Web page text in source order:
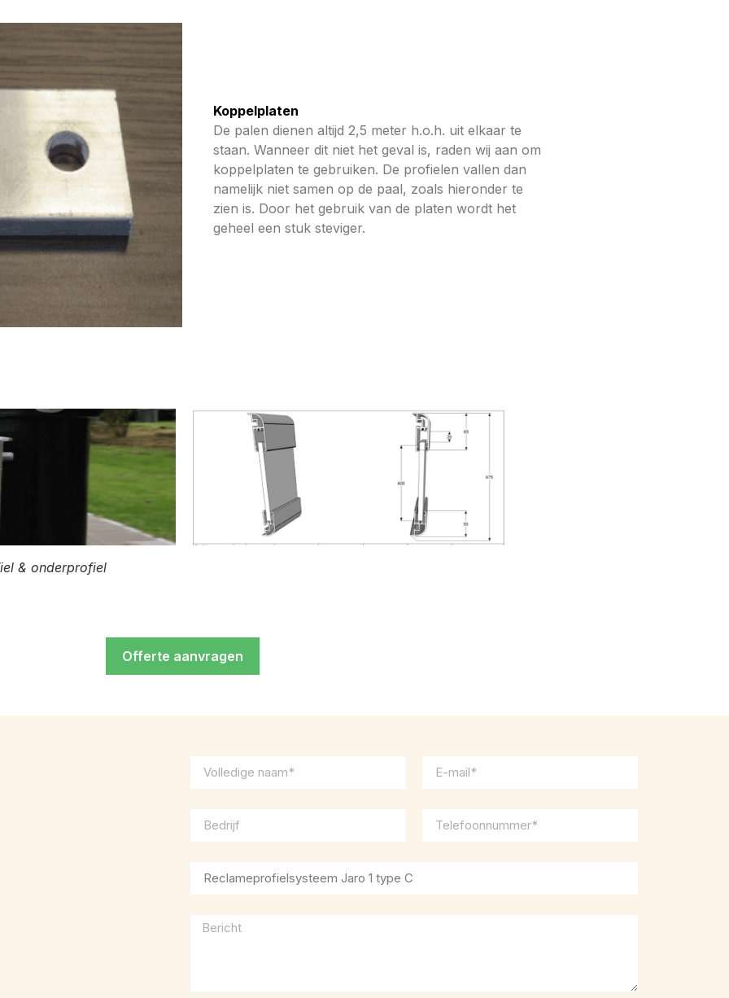
Koppelplaten
De palen dienen altijd 2,5 meter h.o.h. uit elkaar te
staan. Wanneer dit niet het geval is, raden wij aan om
koppelplaten te gebruiken. De profielen vallen dan
namelijk niet samen op de paal, zoals hieronder te
zien is. Door het gebruik van de platen wordt het
geheel een stuk steviger.
& onderprofiel
Offerte aanvragen